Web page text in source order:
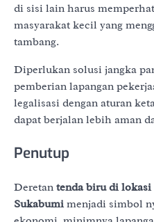
di sisi lain harus
masyarakat kecil yang
tambang.
Diperlukan solusi jangka
pemberian lapangan
legalisasi dengan aturan
dapat berjalan lebih aman
Penutup
Deretan tenda biru di lokasi
Sukabumimenjadi simbol